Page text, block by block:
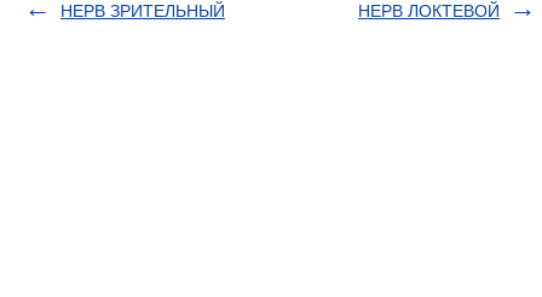
НЕРВ ЗРИТЕЛЬНЫЙ
НЕРВ ЛОКТЕВОЙ